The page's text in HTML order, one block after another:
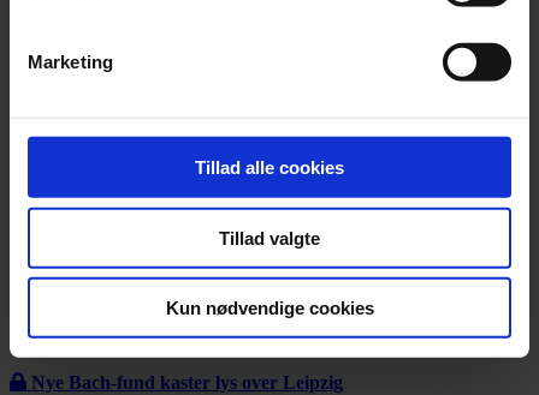
Marketing
Tillad alle cookies
Tillad valgte
Kun nødvendige cookies
Nyhed
Nye Bach-fund kaster lys over Leipzig